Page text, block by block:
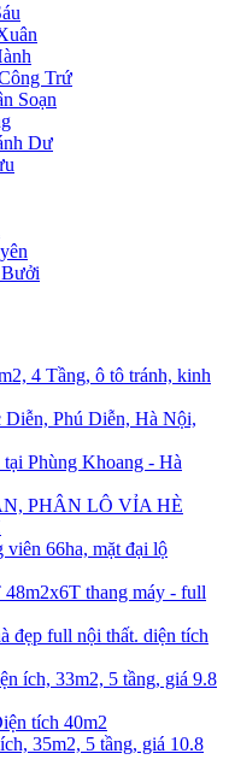
Trứ
Soạn
Dư
4 Tầng, ô tô tránh, kinh
Phú Diễn, Hà Nội,
Phùng Khoang - Hà
PHÂN LÔ VỈA HÈ
viên 66ha, mặt đại lộ
thang máy - full
đẹp full nội thất. diện tích
ích, 33m2, 5 tầng, giá 9.8
tích 40m2
35m2, 5 tầng, giá 10.8